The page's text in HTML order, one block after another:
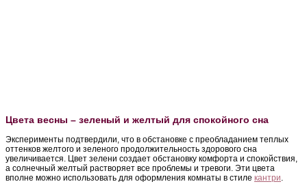
Цвета весны – зеленый и желтый для спокойного сна
Эксперименты подтвердили, что в обстановке с преобладанием теплых
оттенков желтого и зеленого продолжительность здорового сна
увеличивается. Цвет зелени создает обстановку комфорта и спокойствия,
а солнечный желтый растворяет все проблемы и тревоги. Эти цвета
вполне можно использовать для оформления комнаты в стиле кантри.